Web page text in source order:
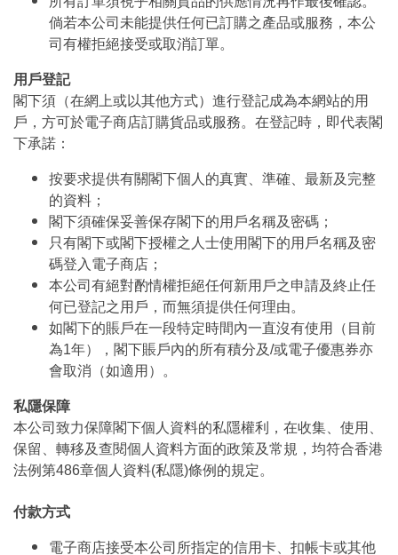
倘若本公司未能提供任何已訂購之產品或服務，本公
司有權拒絕接受或取消訂單。
用戶登記
閣下須（在網上或以其他方式）進行登記成為本網站的用
戶，方可於電子商店訂購貨品或服務。在登記時，即代表閣
下承諾：
按要求提供有關閣下個人的真實、準確、最新及完整
的資料；
閣下須確保妥善保存閣下的用戶名稱及密碼；
只有閣下或閣下授權之人士使用閣下的用戶名稱及密
碼登入電子商店；
本公司有絕對酌情權拒絕任何新用戶之申請及終止任
何已登記之用戶，而無須提供任何理由。
如閣下的賬戶在一段特定時間內一直沒有使用（目前
為1年），閣下賬戶內的所有積分及/或電子優惠券亦
會取消（如適用）。
私隱保障
本公司致力保障閣下個人資料的私隱權利，在收集、使用、
保留、轉移及查閱個人資料方面的政策及常規，均符合香港
法例第486章個人資料(私隱)條例的規定。
付款方式
電子商店接受本公司所指定的信用卡、扣帳卡或其他